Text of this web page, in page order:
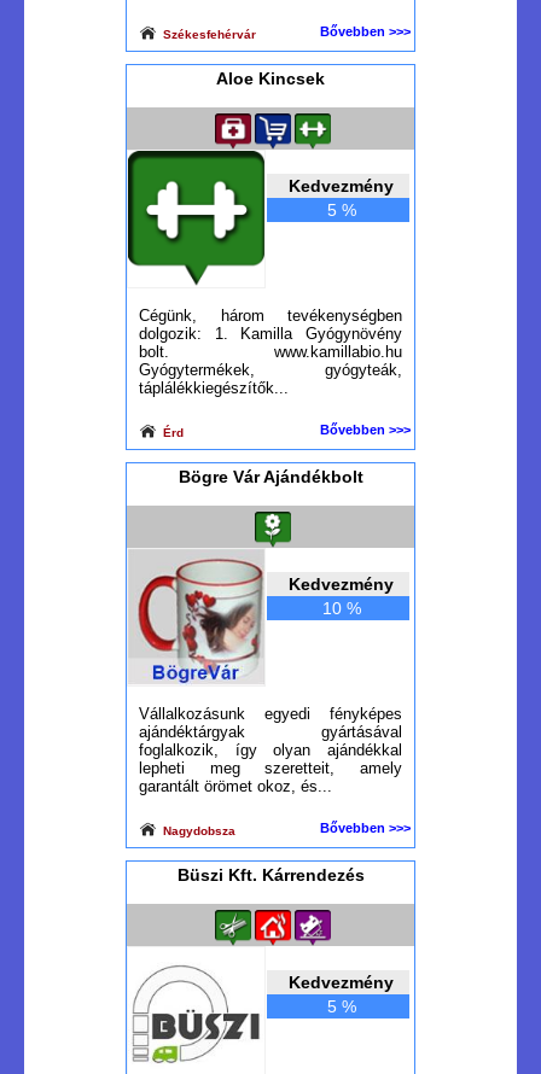
Székesfehérvár Bővebben >>>
Aloe Kincsek
Kedvezmény
5 %
Cégünk, három tevékenységben
dolgozik: 1. Kamilla Gyógynövény
bolt. www.kamillabio.hu
Gyógytermékek, gyógyteák,
táplálékkiegészítők...
Érd Bővebben >>>
Bögre Vár Ajándékbolt
Kedvezmény
10 %
Vállalkozásunk egyedi fényképes
ajándéktárgyak gyártásával
foglalkozik, így olyan ajándékkal
lepheti meg szeretteit, amely
garantált örömet okoz, és...
Nagydobsza Bővebben >>>
Büszi Kft. Kárrendezés
Kedvezmény
5 %